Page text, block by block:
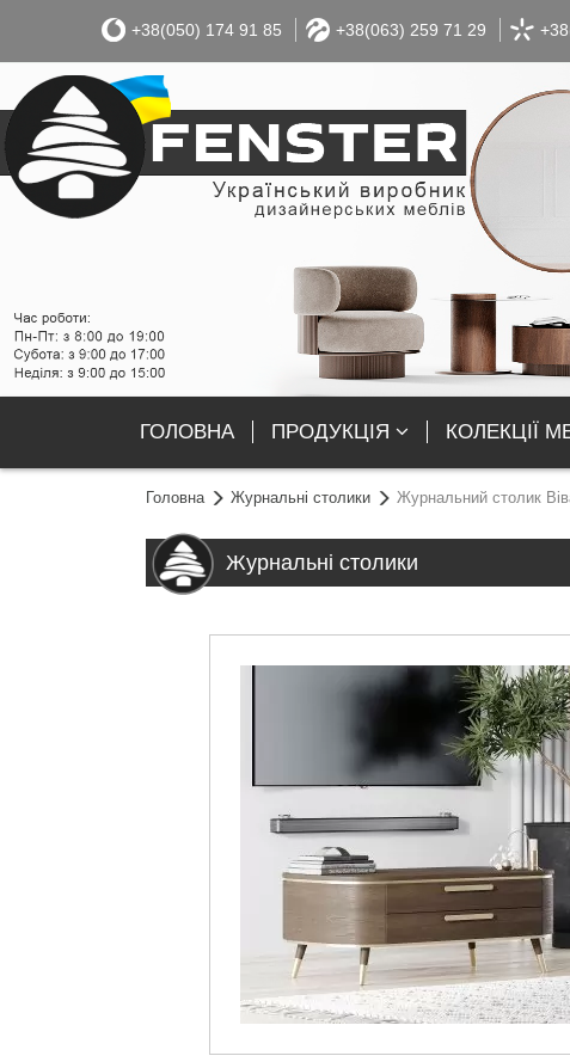
+38(050) 174 91 85 +38(063) 259 71 29
ГОЛОВНА ПРОДУКЦІЯ КОЛЕКЦІЇ
Головна Журнальні столики Журнальний столик
Журнальні столики